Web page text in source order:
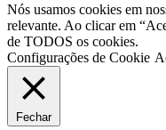
Nós usamos cookies em
relevante. Ao clicar em
de TODOS os cookies.
Configurações de Cookie
Fechar